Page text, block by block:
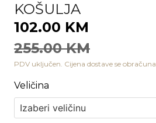
KOŠULJA
102.00 KM
255.00 KM
PDV uključen. Cijena dostave se
Veličina